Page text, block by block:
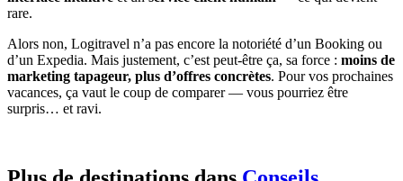
rare.
Alors non, Logitravel n’a pas encore la notoriété d’un Booking ou
d’un Expedia. Mais justement, c’est peut-être ça, sa force : moins de
marketing tapageur, plus d’offres concrètes. Pour vos prochaines
vacances, ça vaut le coup de comparer — vous pourriez être
surpris… et ravi.